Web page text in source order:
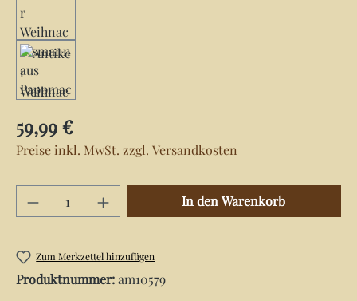
Regulärer Preis:
59,99 €
Preise inkl. MwSt. zzgl. Versandkosten
Produkt Anzahl: Gib den gewünschten
In den Warenkorb
Zum Merkzettel hinzufügen
Produktnummer:am10579